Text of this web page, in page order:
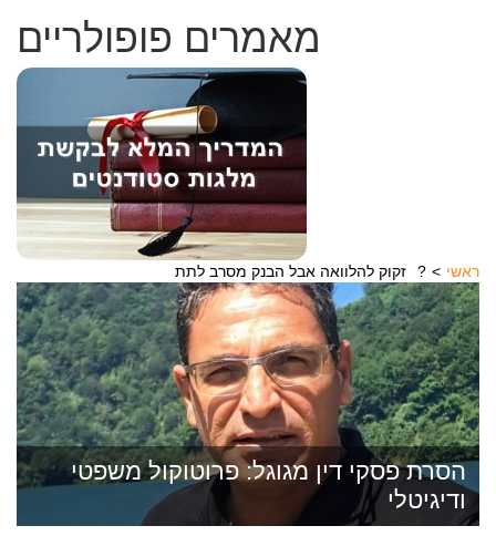
מאמרים פופולריים
ראשי זקוק להלוואה אבל הבנק מסרב לתת?
הסרת פסקי דין מגוגל: פרוטוקול משפטי
ודיגיטלי